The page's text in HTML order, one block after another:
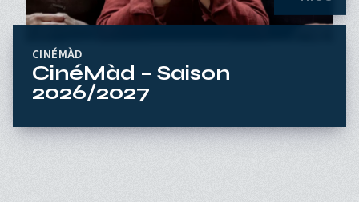
CINÉMÀD
CinéMàd – Saison
2026/2027